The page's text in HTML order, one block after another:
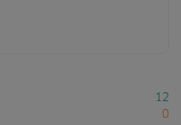
12
0